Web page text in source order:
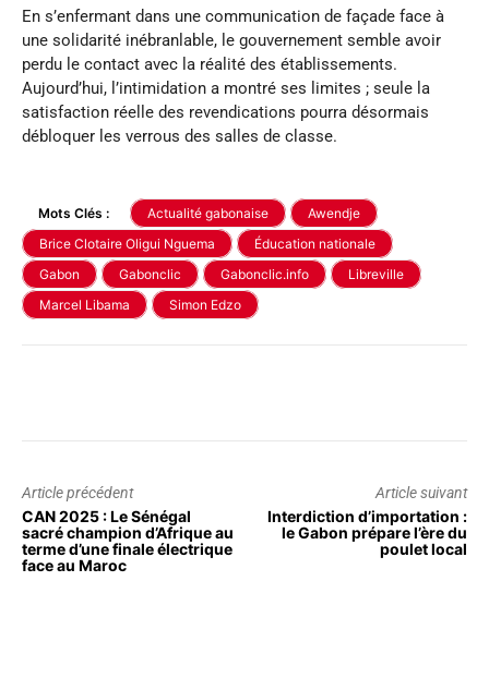
En s’enfermant dans une communication de façade face à
une solidarité inébranlable, le gouvernement semble avoir
perdu le contact avec la réalité des établissements.
Aujourd’hui, l’intimidation a montré ses limites ; seule la
satisfaction réelle des revendications pourra désormais
débloquer les verrous des salles de classe.
Mots Clés : Actualité gabonaise
Awendje
Brice Clotaire Oligui Nguema
Éducation nationale
Gabon
Gabonclic Gabonclic.info
Libreville
Marcel Libama
Simon Edzo
Article précédent
CAN 2025 : Le Sénégal
sacré champion d’Afrique au
terme d’une finale électrique
face au Maroc
Article suivant
Interdiction d’importation :
le Gabon prépare l’ère du
poulet local